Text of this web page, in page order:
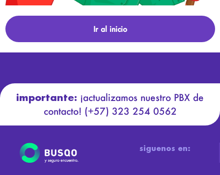
Ir al inicio
importante: ¡actualizamos nuestro PBX de
contacto! (+57) 323 254 0562
siguenos en: